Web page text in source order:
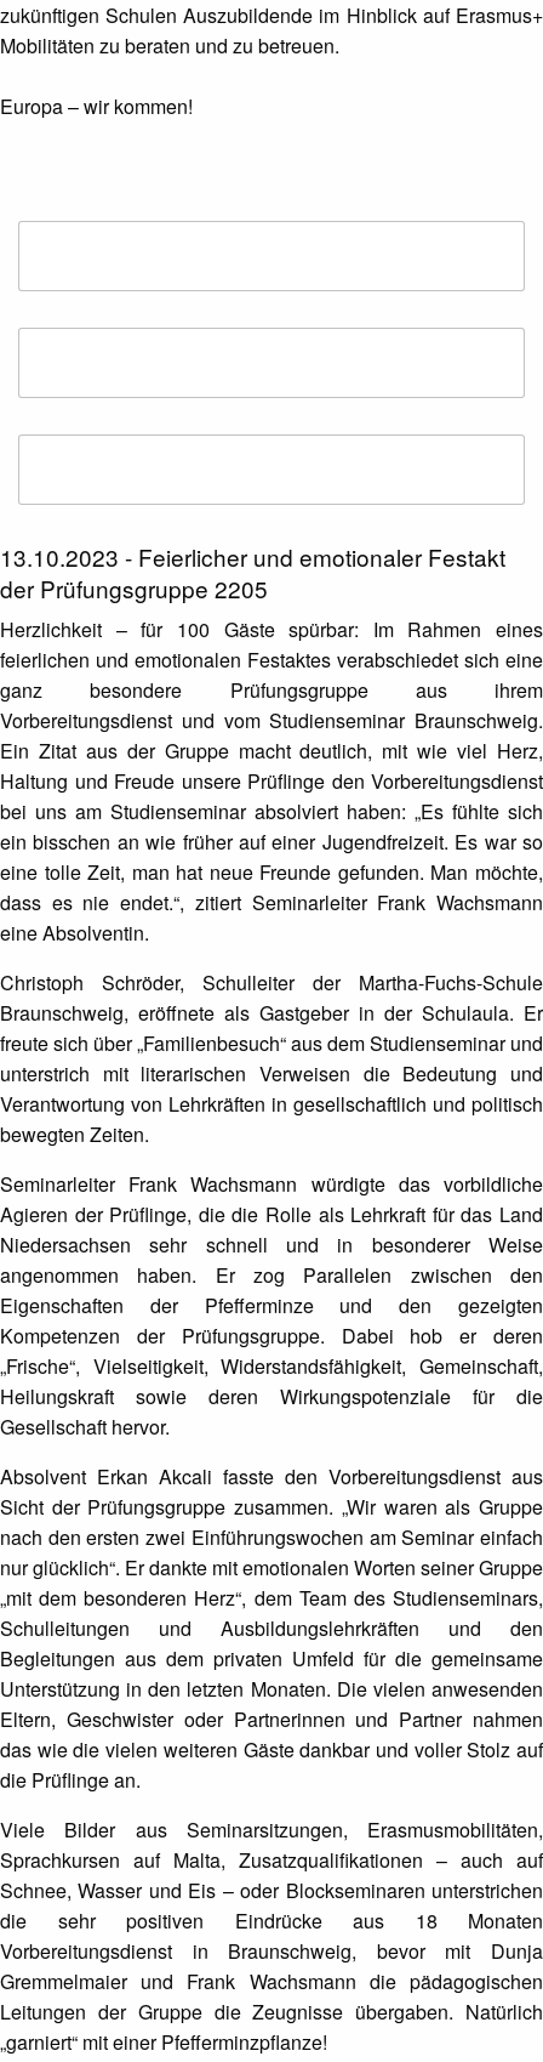
zukünftigen Schulen Auszubildende im Hinblick auf Erasmus+
Mobilitäten zu beraten und zu betreuen.
Europa – wir kommen!
13.10.2023 - Feierlicher und emotionaler Festakt
der Prüfungsgruppe 2205
Herzlichkeit – für 100 Gäste spürbar: Im Rahmen eines
feierlichen und emotionalen Festaktes verabschiedet sich eine
ganz besondere Prüfungsgruppe aus ihrem
Vorbereitungsdienst und vom Studienseminar Braunschweig.
Ein Zitat aus der Gruppe macht deutlich, mit wie viel Herz,
Haltung und Freude unsere Prüflinge den Vorbereitungsdienst
bei uns am Studienseminar absolviert haben: „Es fühlte sich
ein bisschen an wie früher auf einer Jugendfreizeit. Es war so
eine tolle Zeit, man hat neue Freunde gefunden. Man möchte,
dass es nie endet.“, zitiert Seminarleiter Frank Wachsmann
eine Absolventin.
Christoph Schröder, Schulleiter der Martha-Fuchs-Schule
Braunschweig, eröffnete als Gastgeber in der Schulaula. Er
freute sich über „Familienbesuch“ aus dem Studienseminar und
unterstrich mit literarischen Verweisen die Bedeutung und
Verantwortung von Lehrkräften in gesellschaftlich und politisch
bewegten Zeiten.
Seminarleiter Frank Wachsmann würdigte das vorbildliche
Agieren der Prüflinge, die die Rolle als Lehrkraft für das Land
Niedersachsen sehr schnell und in besonderer Weise
angenommen haben. Er zog Parallelen zwischen den
Eigenschaften der Pfefferminze und den gezeigten
Kompetenzen der Prüfungsgruppe. Dabei hob er deren
„Frische“, Vielseitigkeit, Widerstandsfähigkeit, Gemeinschaft,
Heilungskraft sowie deren Wirkungspotenziale für die
Gesellschaft hervor.
Absolvent Erkan Akcali fasste den Vorbereitungsdienst aus
Sicht der Prüfungsgruppe zusammen. „Wir waren als Gruppe
nach den ersten zwei Einführungswochen am Seminar einfach
nur glücklich“. Er dankte mit emotionalen Worten seiner Gruppe
„mit dem besonderen Herz“, dem Team des Studienseminars,
Schulleitungen und Ausbildungslehrkräften und den
Begleitungen aus dem privaten Umfeld für die gemeinsame
Unterstützung in den letzten Monaten. Die vielen anwesenden
Eltern, Geschwister oder Partnerinnen und Partner nahmen
das wie die vielen weiteren Gäste dankbar und voller Stolz auf
die Prüflinge an.
Viele Bilder aus Seminarsitzungen, Erasmusmobilitäten,
Sprachkursen auf Malta, Zusatzqualifikationen – auch auf
Schnee, Wasser und Eis – oder Blockseminaren unterstrichen
die sehr positiven Eindrücke aus 18 Monaten
Vorbereitungsdienst in Braunschweig, bevor mit Dunja
Gremmelmaier und Frank Wachsmann die pädagogischen
Leitungen der Gruppe die Zeugnisse übergaben. Natürlich
„garniert“ mit einer Pfefferminzpflanze!